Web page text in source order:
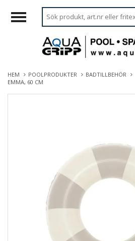
HEM POOLPRODUKTER BADTILLBEHÖR
EMMA, 60 CM